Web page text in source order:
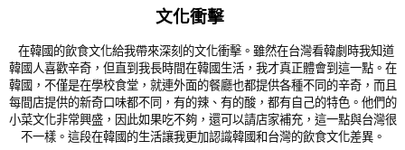
文化衝擊
在韓國的飲食文化給我帶來深刻的文化衝擊。雖然在台灣看韓劇時我知道
韓國人喜歡辛奇，但直到我長時間在韓國生活，我才真正體會到這一點。在
韓國，不僅是在學校食堂，就連外面的餐廳也都提供各種不同的辛奇，而且
每間店提供的新奇口味都不同，有的辣、有的酸，都有自己的特色。他們的
小菜文化非常興盛，因此如果吃不夠，還可以請店家補充，這一點與台灣很
不一樣。這段在韓國的生活讓我更加認識韓國和台灣的飲食文化差異。